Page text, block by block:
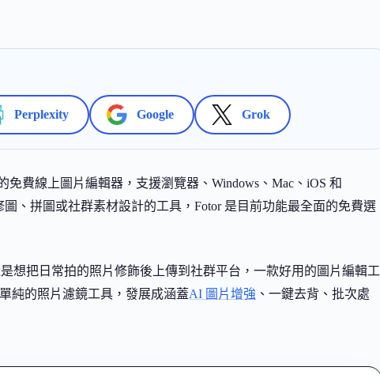
Perplexity Google Grok
費線上圖片編輯器，支援瀏覽器、Windows、Mac、iOS 和
、拼圖或社群素材設計的工具，Fotor 是目前功能最全面的免費選
想把日常拍的照片修飾後上傳到社群平台，一款好用的圖片編輯工
純的照片濾鏡工具，發展成涵蓋AI 圖片增強 、一鍵去背、批次處